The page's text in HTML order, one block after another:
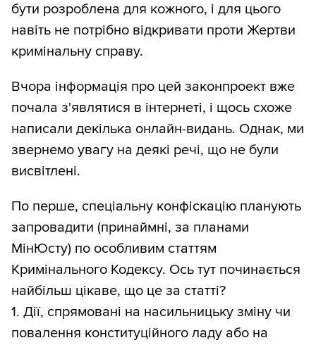
бути розроблена для кожного, і для цього
навіть не потрібно відкривати проти Жертви
кримінальну справу.
Вчора інформація про цей законпроект вже
почала з'являтися в інтернеті, і щось схоже
написали декілька онлайн-видань. Однак, ми
звернемо увагу на деякі речі, що не були
висвітлені.
По перше, спеціальну конфіскацію планують
запровадити (принаймні, за планами
МінЮсту) по особливим статтям
Кримінального Кодексу. Ось тут починається
найбільш цікаве, що це за статті?
1. Дії, спрямовані на насильницьку зміну чи
повалення конституційного ладу або на